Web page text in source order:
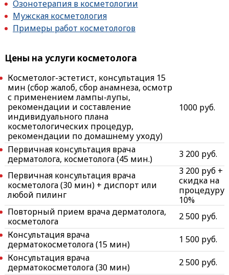
Озонотерапия в косметологии
Мужская косметология
Примеры работ косметологов
Цены на услуги косметолога
Косметолог-эстетист, консультация 15
мин (сбор жалоб, сбор анамнеза, осмотр
с применением лампы-лупы,
рекомендации и составление
индивидуального плана
косметологических процедур,
рекомендации по домашнему уходу)
1000 руб.
Первичная консультация врача
дерматолога, косметолога (45 мин.)
3 200 руб.
Первичная консультация врача
косметолога (30 мин) + диспорт или
любой пилинг
3 200 руб +
скидка на
процедуру
10%
Повторный прием врача дерматолога,
косметолога
2 500 руб.
Консультация врача
дерматокосметолога (15 мин)
1 500 руб.
Консультация врача
дерматокосметолога (30 мин)
2 500 руб.